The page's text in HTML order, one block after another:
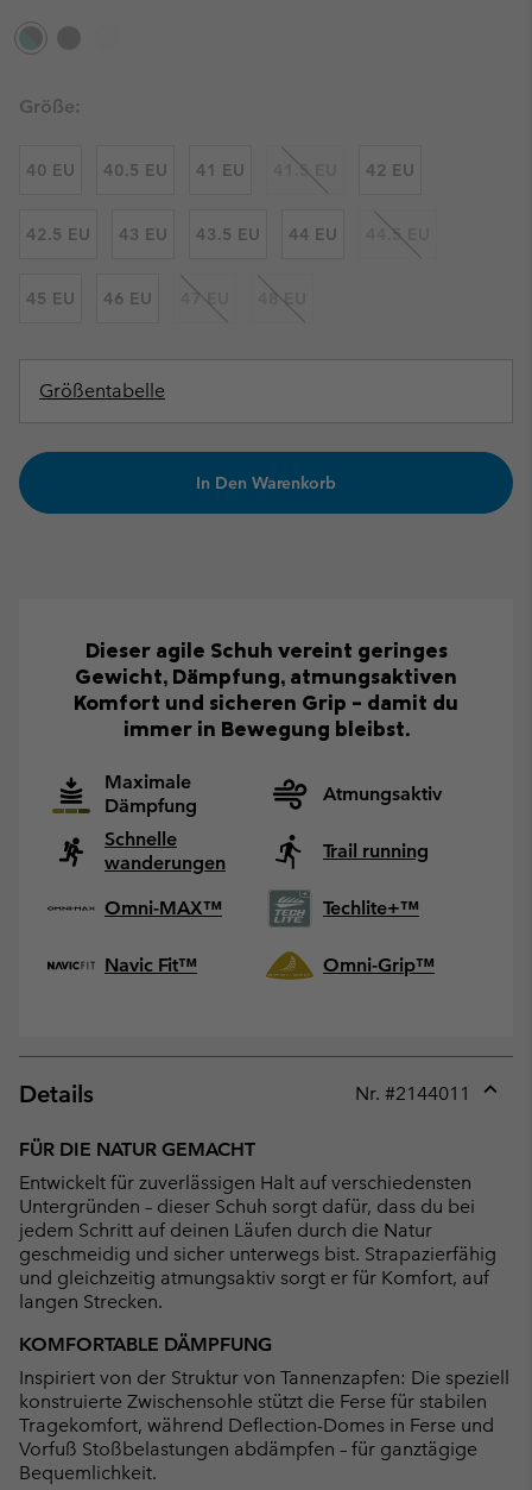
Größe:
40 EU 40.5 EU 41 EU 41.5 EU 42 EU
42.5 EU 43 EU 43.5 EU 44 EU 44.5 EU
45 EU 46 EU 47 EU 48 EU
Größentabelle
In Den Warenkorb
Dieser agile Schuh vereint geringes
Gewicht, Dämpfung, atmungsaktiven
Komfort und sicheren Grip – damit du
immer in Bewegung bleibst.
Maximale
Dämpfung
Atmungsaktiv
Schnelle
wanderungen
Trail running
Omni-MAX™ Techlite+™
Navic Fit™ Omni-Grip™
Details Nr. #2144011
FÜR DIE NATUR GEMACHT
Entwickelt für zuverlässigen Halt auf verschiedensten
Untergründen – dieser Schuh sorgt dafür, dass du bei
jedem Schritt auf deinen Läufen durch die Natur
geschmeidig und sicher unterwegs bist. Strapazierfähig
und gleichzeitig atmungsaktiv sorgt er für Komfort, auf
langen Strecken.
KOMFORTABLE DÄMPFUNG
Inspiriert von der Struktur von Tannenzapfen: Die speziell
konstruierte Zwischensohle stützt die Ferse für stabilen
Tragekomfort, während Deflection-Domes in Ferse und
Vorfuß Stoßbelastungen abdämpfen – für ganztägige
Bequemlichkeit.